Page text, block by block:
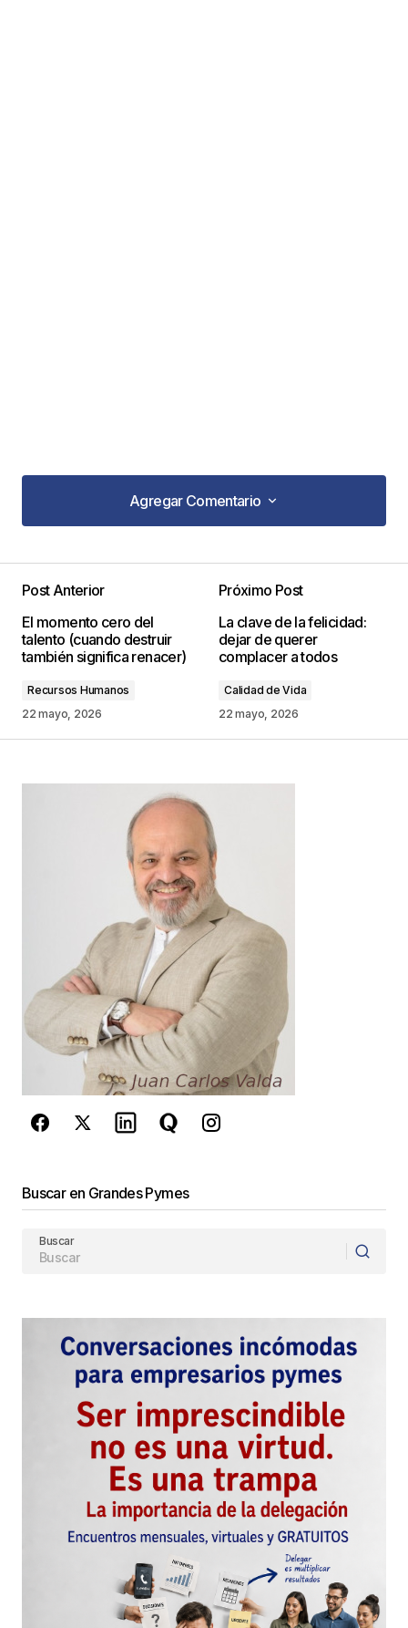
Agregar Comentario
Agregar Comentario
publicada. Los campos obligatorios están
marcados con*
Comentario*
*
Guarda mi nombre, correo electrónico y web en
este navegador para la próxima vez que
comente.
Este sitio esta protegido por
reCAPTCHA y laPolítica de
privacidady losTérminos del servicio
de Google se aplican.
Post Anterior
El momento cero del
talento (cuando destruir
también significa renacer)
Recursos Humanos
22 mayo, 2026
Próximo Post
La clave de la felicidad:
dejar de querer
complacer a todos
Calidad de Vida
22 mayo, 2026
Buscar en Grandes Pymes
Buscar